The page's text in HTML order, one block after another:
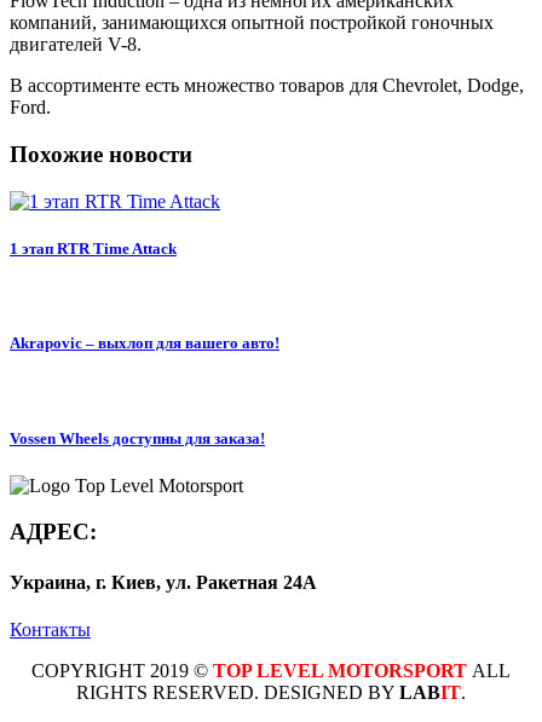
компаний, занимающихся опытной постройкой гоночных
двигателей V-8.
В ассортименте есть множество товаров для Chevrolet, Dodge,
Ford.
Похожие новости
1 этап RTR Time Attack
Akrapovic – выхлоп для вашего авто!
Vossen Wheels доступны для заказа!
АДРЕС:
Украина, г. Киев, ул. Ракетная 24А
Контакты
COPYRIGHT 2019 © TOP LEVEL MOTORSPORT ALL
RIGHTS RESERVED. DESIGNED BY LABIT.